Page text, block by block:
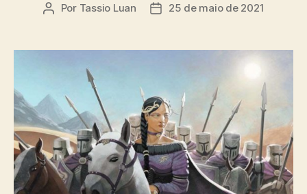
Autor
Por Tassio Luan
Data25 de maio de 2021